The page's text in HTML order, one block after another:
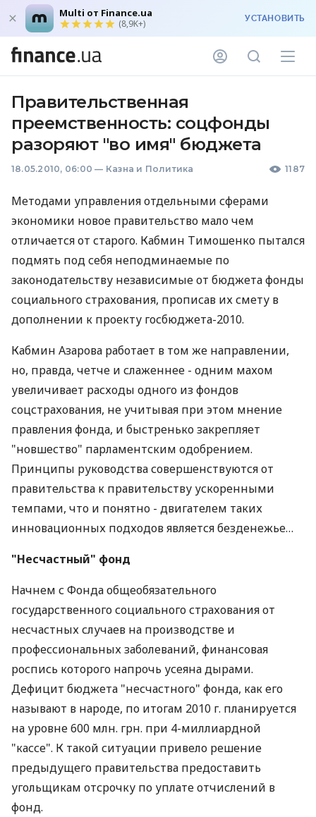
Multi от Finance.ua
(8,9K+) УСТАНОВИТЬ
Правительственная
преемственность: соцфонды
разоряют "во имя" бюджета
18.05.2010, 06:00 — Казна и Политика 1187
Методами управления отдельными сферами
экономики новое правительство мало чем
отличается от старого. Кабмин Тимошенко пытался
подмять под себя неподминаемые по
законодательству независимые от бюджета фонды
социального страхования, прописав их смету в
дополнении к проекту госбюджета-2010.
Кабмин Азарова работает в том же направлении,
но, правда, четче и слаженнее - одним махом
увеличивает расходы одного из фондов
соцстрахования, не учитывая при этом мнение
правления фонда, и быстренько закрепляет
"новшество" парламентским одобрением.
Принципы руководства совершенствуются от
правительства к правительству ускоренными
темпами, что и понятно - двигателем таких
инновационных подходов является безденежье…
"Несчастный" фонд
Начнем с Фонда общеобязательного
государственного социального страхования от
несчастных случаев на производстве и
профессиональных заболеваний, финансовая
роспись которого напрочь усеяна дырами.
Дефицит бюджета "несчастного" фонда, как его
называют в народе, по итогам 2010 г. планируется
на уровне 600 млн. грн. при 4-миллиардной
"кассе". К такой ситуации привело решение
предыдущего правительства предоставить
угольщикам отсрочку по уплате отчислений в
фонд.